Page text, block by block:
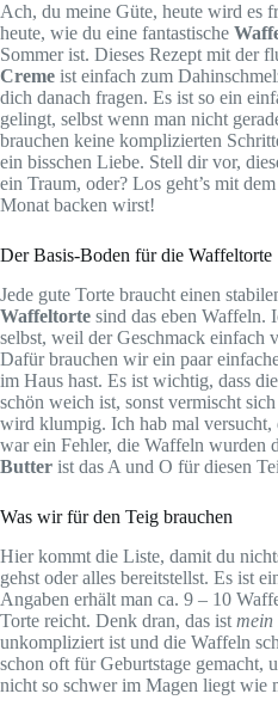
Ach, du meine Güte, heute wird es
heute, wie du eine fantastische
Sommer ist. Dieses Rezept mit der
Creme ist einfach zum
dich danach fragen. Es ist so ein
gelingt, selbst wenn man nicht
brauchen keine komplizierten
ein bisschen Liebe. Stell dir vor,
ein Traum, oder? Los geht’s mit
Monat backen wirst!
Der Basis-Boden für die Waffeltorte
Jede gute Torte braucht einen
Waffeltorte sind das eben Waffeln.
selbst, weil der Geschmack einfach
Dafür brauchen wir ein paar
im Haus hast. Es ist wichtig, dass
schön weich ist, sonst vermischt
wird klumpig. Ich hab mal versucht,
war ein Fehler, die Waffeln wurden
Butter ist das A und O für diesen
Was wir für den Teig brauchen
Hier kommt die Liste, damit du
gehst oder alles bereitstellst. Es ist
Angaben erhält man ca. 9 – 10
Torte reicht. Denk dran, das ist mein
unkompliziert ist und die Waffeln
schon oft für Geburtstage gemacht,
nicht so schwer im Magen liegt wie